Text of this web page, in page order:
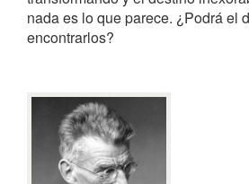
nada es lo que parece. ¿Podrá el
encontrarlos?